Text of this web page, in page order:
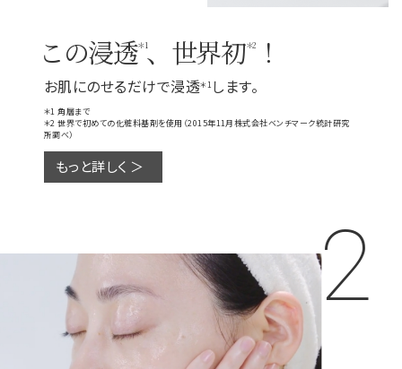
この浸透＊1、世界初＊2！
お肌にのせるだけで浸透＊1 します。
＊1 角層まで
＊2 世界で初めての化粧料基剤を使用（2015年11月株式会社ベンチマーク統計研究
所調べ）
もっと詳しく ＞
2